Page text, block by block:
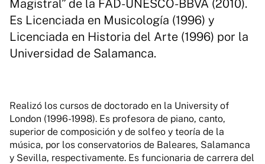
Magistral” de la FAD-UNESCO-BBVA (2010).
Es Licenciada en Musicología (1996) y
Licenciada en Historia del Arte (1996) por la
Universidad de Salamanca.
Realizó los cursos de doctorado en la University of
London (1996-1998). Es profesora de piano, canto,
superior de composición y de solfeo y teoría de la
música, por los conservatorios de Baleares, Salamanca
y Sevilla, respectivamente. Es funcionaria de carrera del